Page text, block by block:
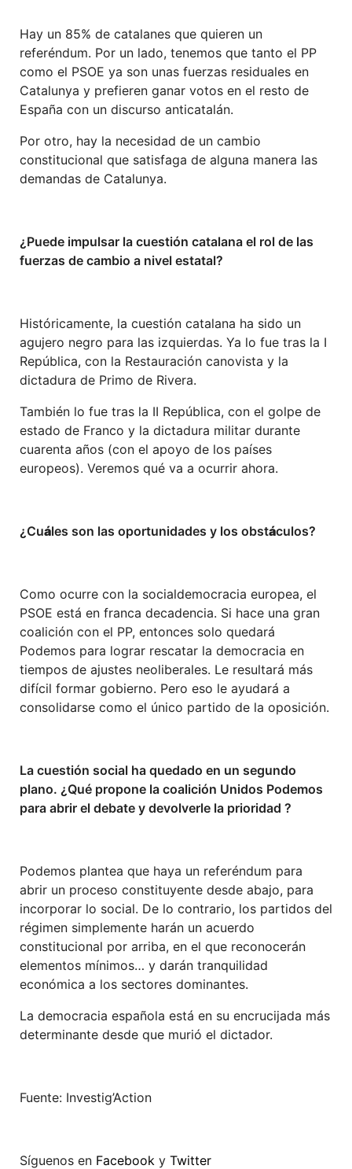
Hay un 85% de catalanes que quieren un
referéndum. Por un lado, tenemos que tanto el PP
como el PSOE ya son unas fuerzas residuales en
Catalunya y prefieren ganar votos en el resto de
España con un discurso anticatalán.
Por otro, hay la necesidad de un cambio
constitucional que satisfaga de alguna manera las
demandas de Catalunya.
¿Puede impulsar la cuestión catalana el rol de las
fuerzas de cambio a nivel estatal?
Históricamente, la cuestión catalana ha sido un
agujero negro para las izquierdas. Ya lo fue tras la I
República, con la Restauración canovista y la
dictadura de Primo de Rivera.
También lo fue tras la II República, con el golpe de
estado de Franco y la dictadura militar durante
cuarenta años (con el apoyo de los países
europeos). Veremos qué va a ocurrir ahora.
¿Cuáles son las oportunidades y los obstáculos?
Como ocurre con la socialdemocracia europea, el
PSOE está en franca decadencia. Si hace una gran
coalición con el PP, entonces solo quedará
Podemos para lograr rescatar la democracia en
tiempos de ajustes neoliberales. Le resultará más
difícil formar gobierno. Pero eso le ayudará a
consolidarse como el único partido de la oposición.
La cuestión social ha quedado en un segundo
plano. ¿Qué propone la coalición Unidos Podemos
para abrir el debate y devolverle la prioridad ?
Podemos plantea que haya un referéndum para
abrir un proceso constituyente desde abajo, para
incorporar lo social. De lo contrario, los partidos del
régimen simplemente harán un acuerdo
constitucional por arriba, en el que reconocerán
elementos mínimos… y darán tranquilidad
económica a los sectores dominantes.
La democracia española está en su encrucijada más
determinante desde que murió el dictador.
Fuente: Investig’Action
Síguenos en Facebook y Twitter